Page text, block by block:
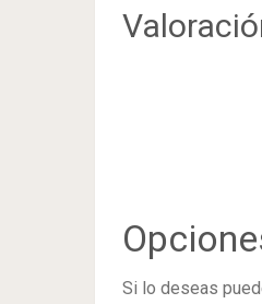
Si lo deseas